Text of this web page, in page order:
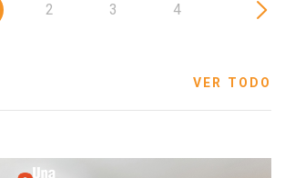
2 3 4
VER TODO